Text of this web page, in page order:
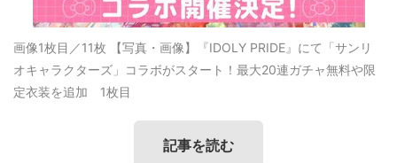
画像1枚目／11枚 【写真・画像】『IDOLY PRIDE』にて「サンリ
オキャラクターズ」コラボがスタート！最大20連ガチャ無料や限
定衣装を追加 1枚目
記事を読む